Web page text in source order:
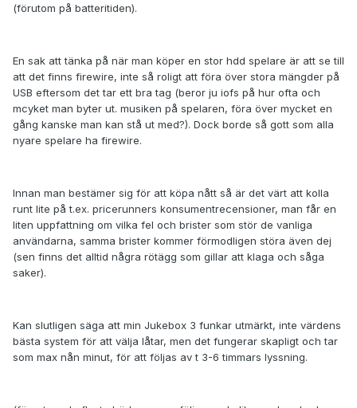
(förutom på batteritiden).
En sak att tänka på när man köper en stor hdd spelare är att se till
att det finns firewire, inte så roligt att föra över stora mängder på
USB eftersom det tar ett bra tag (beror ju iofs på hur ofta och
mcyket man byter ut. musiken på spelaren, föra över mycket en
gång kanske man kan stå ut med?). Dock borde så gott som alla
nyare spelare ha firewire.
Innan man bestämer sig för att köpa nått så är det värt att kolla
runt lite på t.ex. pricerunners konsumentrecensioner, man får en
liten uppfattning om vilka fel och brister som stör de vanliga
användarna, samma brister kommer förmodligen störa även dej
(sen finns det alltid några rötägg som gillar att klaga och såga
saker).
Kan slutligen säga att min Jukebox 3 funkar utmärkt, inte värdens
bästa system för att välja låtar, men det fungerar skapligt och tar
som max nån minut, för att följas av t 3-6 timmars lyssning.